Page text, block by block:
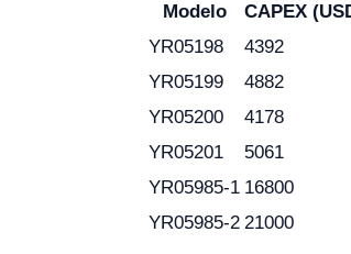
Modelo CAPEX
YR05198
4392
YR05199
4882
YR05200
4178
YR05201
5061
YR05985-1 16800
YR05985-2 21000